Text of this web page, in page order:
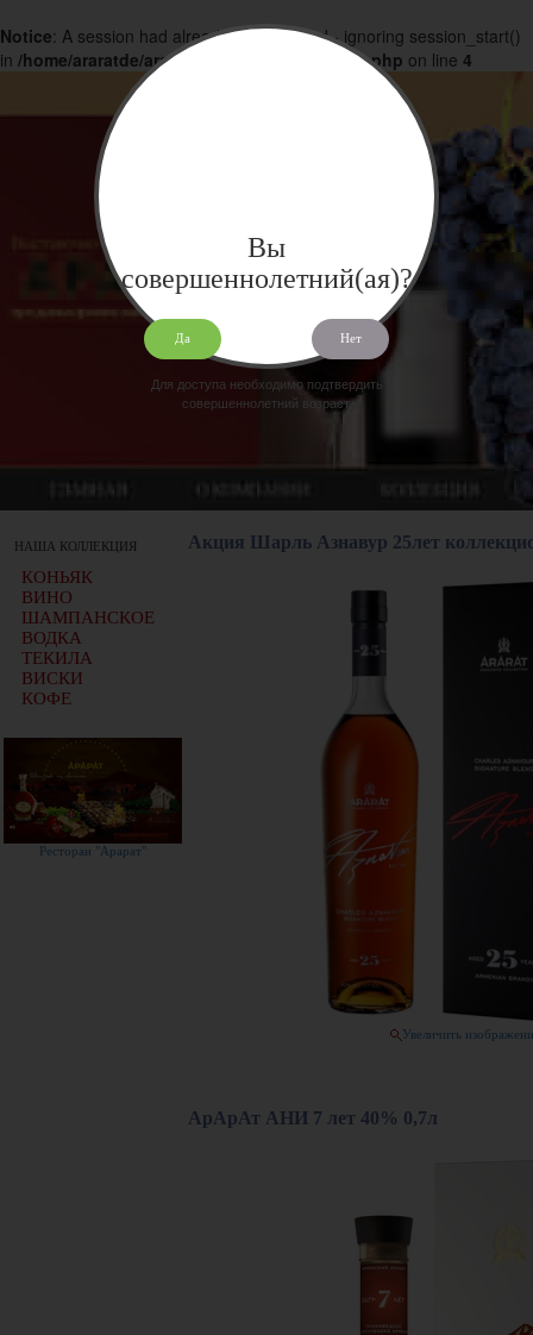
Notice: A session had already been started - ignoring session_start()
in /home/araratde/araratdeg.ru/docs/products.php on line 4
НАША КОЛЛЕКЦИЯ
КОНЬЯК
ВИНО
ШАМПАНСКОЕ
ВОДКА
ТЕКИЛА
ВИСКИ
КОФЕ
Ресторан "Арарат"
Акция Шарль Азнавур 25лет
Увеличить
АрАрАт АНИ 7 лет 40% 0,7л
Вы
совершеннолетний(ая)?
Да Нет
Для доступа необходимо подтвердить
совершеннолетний возраст.